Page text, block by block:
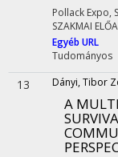
Pollack Expo,
SZAKMAI
Egyéb URL
Tudományos
13 Dányi, Tibor
A